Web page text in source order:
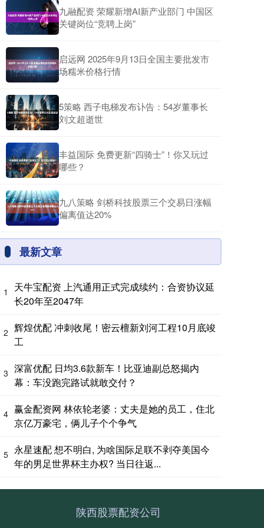
九融配资 荣耀新增AI新产业部门 中国区
关键岗位“竞聘上岗”
启远网 2025年9月13日全国主要批发市
场糯米价格行情
5策略 西子电梯发布讣告：54岁董事长
刘文超逝世
丰益国际 免费更新“四骑士”！你又玩过
哪些？
九八策略 剑桥科技股票三个交易日涨幅
偏离值达20%
最新文章
1
天牛宝配资 上汽通用正式完成续约：合资协议延
长20年至2047年
2 辉煌优配 冲刺收尾！密云檀新刘河工程10月底竣
工
3 深富优配 日均3.6款新车！比亚迪副总怒揭内
幕：车没跑完路试就敢交付？
4 赢金配资网 林依轮老婆：丈夫是她的员工，住北
京亿万豪宅，俩儿子个个争气
5 永星速配 想不明白, 为啥国际足联不剥夺美国今
年的男足世界杯主办权? 当日往返...
陕西股票配资公司